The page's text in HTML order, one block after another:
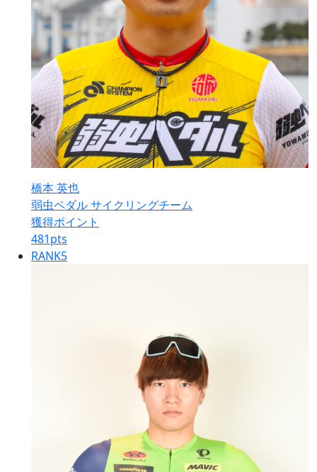
橋本 英也
弱虫ペダル サイクリングチーム
獲得ポイント
481pts
RANK5